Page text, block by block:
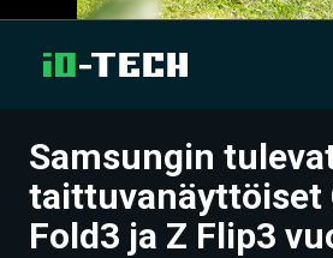
UUTISET
ARTIKKELIT
Samsungin
taittuvanäyttöiset
Fold3 ja Z Flip3